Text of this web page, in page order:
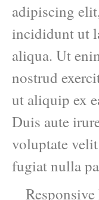
adipiscing
incididunt ut
aliqua. Ut
nostrud
ut aliquip ex
Duis aute
voluptate
fugiat nulla